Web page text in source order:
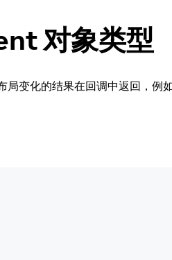
对象类型
局变化的结果在回调中返回，例